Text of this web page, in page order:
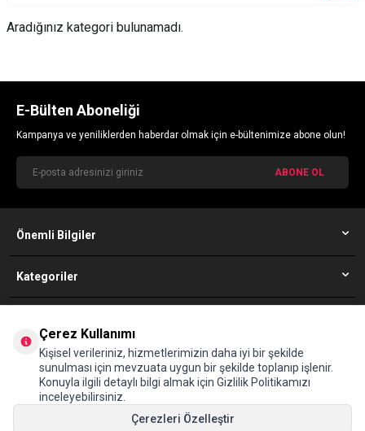
Aradığınız kategori bulunamadı.
E-Bülten Aboneliği
Kampanya ve yeniliklerden haberdar olmak için e-bültenimize abone olun!
ABONE OL
Önemli Bilgiler
Kategoriler
08502010352
Adres
Maltepe Mahallesi, Eski Çırpıcı Yolu Sokak, No:4A D-100 Yanyolu, 34010
Zeytinburnu İstanbul (The İstanbul Merter B1/B2 Blok Kat:9)
Çerez Kullanımı
Kişisel verileriniz, hizmetlerimizin daha iyi bir şekilde
sunulması için mevzuata uygun bir şekilde toplanıp işlenir.
Konuyla ilgili detaylı bilgi almak için Gizlilik Politikamızı
inceleyebilirsiniz.
Çerezleri Özelleştir